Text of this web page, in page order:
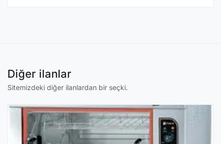
Diğer ilanlar
Sitemizdeki diğer ilanlardan bir seçki.